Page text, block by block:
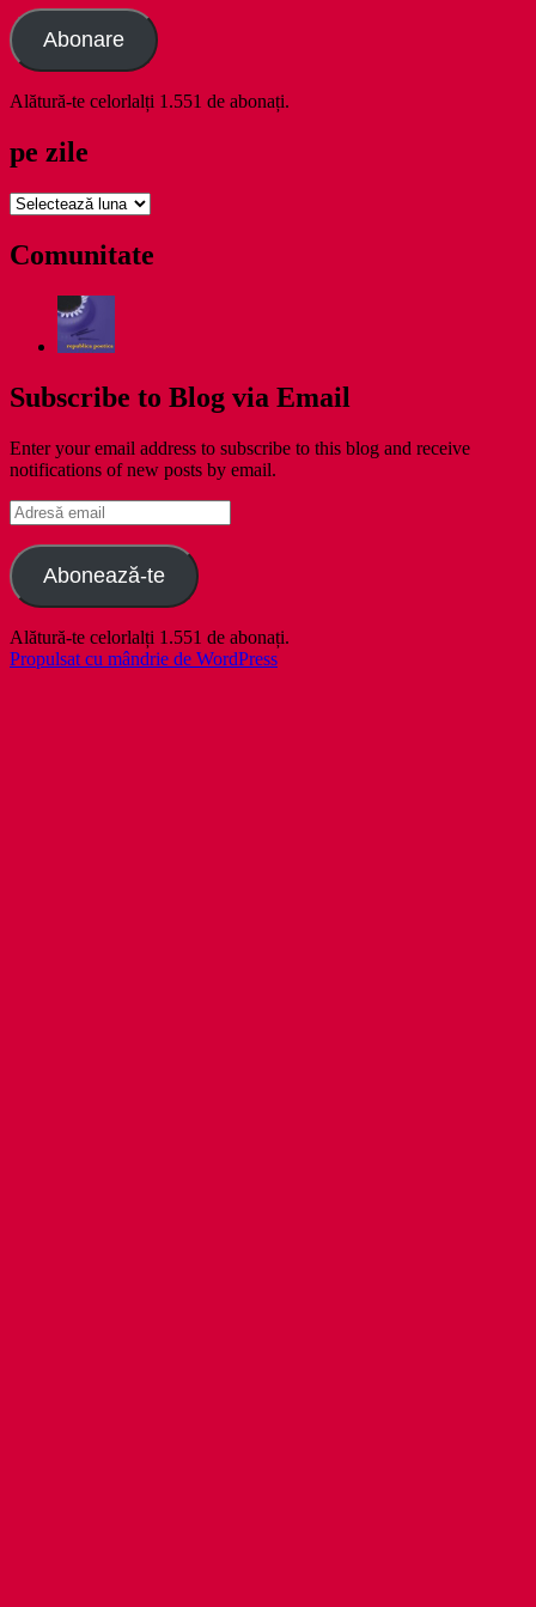
Abonare
Alătură-te celorlalți 1.551 de abonați.
pe zile
pe
Comunitate
Subscribe to Blog via Email
Enter your email address to subscribe to this blog and receive
notifications of new posts by email.
Adresă
email
Abonează-te
Alătură-te celorlalți 1.551 de abonați.
Propulsat cu mândrie de WordPress